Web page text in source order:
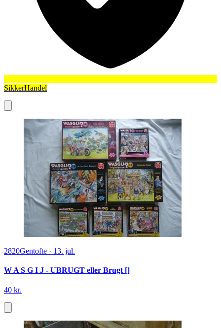
SikkerHandel
2820Gentofte · 13. jul.
W A S G I J - UBRUGT eller Brugt []
40 kr.